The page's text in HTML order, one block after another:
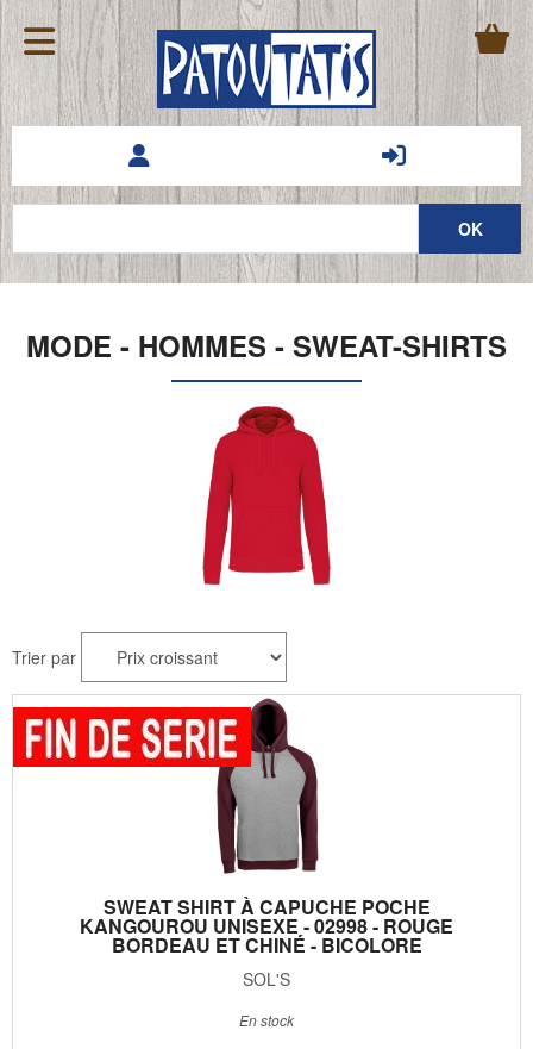
MODE - HOMMES - SWEAT-SHIRTS
Trier par
SWEAT SHIRT À CAPUCHE POCHE
KANGOUROU UNISEXE - 02998 - ROUGE
BORDEAU ET CHINÉ - BICOLORE
SOL'S
En stock